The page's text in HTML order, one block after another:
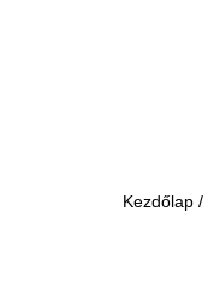
Kezdőlap /